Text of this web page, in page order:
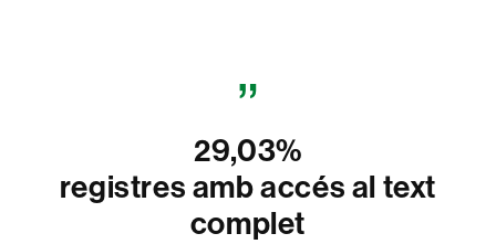
29,03%
registres amb accés al text
complet